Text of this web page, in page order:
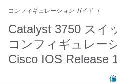
コンフィギュレーション ガイド
Catalyst 3750 スイ
コンフィギュレー
Cisco IOS Release